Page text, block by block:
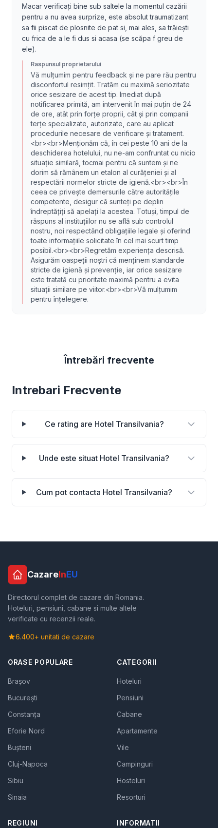
Macar verificați bine sub saltele la momentul cazării
pentru a nu avea surprize, este absolut traumatizant
sa fii piscat de plosnite de pat si, mai ales, sa trăiești
cu frica de a le fi dus si acasa (se scăpa f greu de
ele).
Raspunsul proprietarului
Vă mulțumim pentru feedback și ne pare rău pentru
disconfortul resimțit. Tratăm cu maximă seriozitate
orice sesizare de acest tip. Imediat după
notificarea primită, am intervenit în mai puțin de 24
de ore, atât prin forțe proprii, cât și prin companii
terțe specializate, autorizate, care au aplicat
procedurile necesare de verificare și tratament.
<br><br>Menționăm că, în cei peste 10 ani de la
deschiderea hotelului, nu ne-am confruntat cu nicio
situație similară, tocmai pentru că suntem și ne
dorim să rămânem un etalon al curățeniei și al
respectării normelor stricte de igienă.<br><br>În
ceea ce privește demersurile către autoritățile
competente, desigur că sunteți pe deplin
îndreptățiți să apelați la acestea. Totuși, timpul de
răspuns al instituțiilor nu se află sub controlul
nostru, noi respectând obligațiile legale și oferind
toate informațiile solicitate în cel mai scurt timp
posibil.<br><br>Regretăm experiența descrisă.
Asigurăm oaspeții noștri că menținem standarde
stricte de igienă și prevenție, iar orice sesizare
este tratată cu prioritate maximă pentru a evita
situații similare pe viitor.<br><br>Vă mulțumim
pentru înțelegere.
Întrebări frecvente
Intrebari Frecvente
Ce rating are Hotel Transilvania?
Unde este situat Hotel Transilvania?
Cum pot contacta Hotel Transilvania?
CazareInEU
Directorul complet de cazare din Romania.
Hoteluri, pensiuni, cabane si multe altele
verificate cu recenzii reale.
6.400+ unitati de cazare
ORASE POPULARE
Brașov
București
Constanța
Eforie Nord
Bușteni
Cluj-Napoca
Sibiu
Sinaia
CATEGORII
Hoteluri
Pensiuni
Cabane
Apartamente
Vile
Campinguri
Hosteluri
Resorturi
REGIUNI INFORMATII